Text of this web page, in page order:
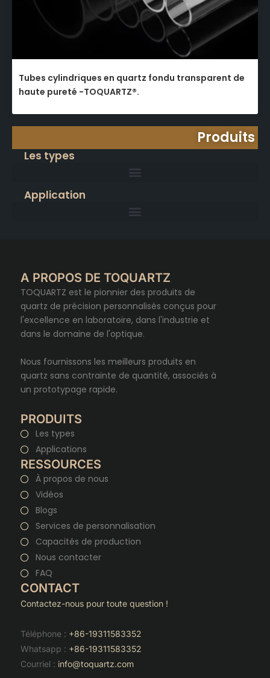
Tubes cylindriques en quartz fondu transparent de
haute pureté -TOQUARTZ®.
Produits
Les types
Application
A PROPOS DE TOQUARTZ
TOQUARTZ est le pionnier des produits de
quartz de précision personnalisés conçus pour
l'excellence en laboratoire, dans l'industrie et
dans le domaine de l'optique.
Nous fournissons les meilleurs produits en
quartz sans contrainte de quantité, associés à
un prototypage rapide.
PRODUITS
Les types
Applications
RESSOURCES
À propos de nous
Vidéos
Blogs
Services de personnalisation
Capacités de production
Nous contacter
FAQ
CONTACT
Contactez-nous pour toute question !
Téléphone : +86-19311583352
Whatsapp : +86-19311583352
Courriel : info@toquartz.com